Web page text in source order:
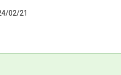
02/21